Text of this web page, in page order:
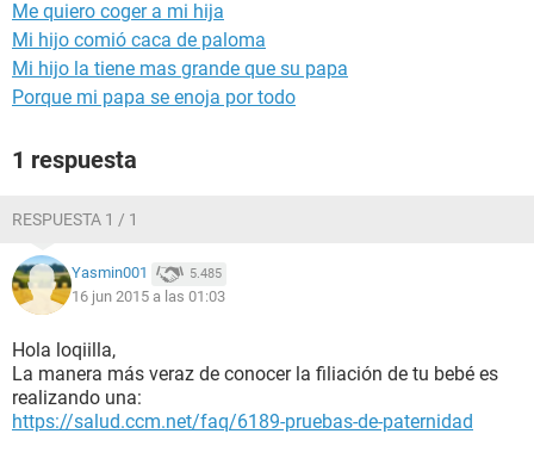
Me quiero coger a mi hija
Mi hijo comió caca de paloma
Mi hijo la tiene mas grande que su papa
Porque mi papa se enoja por todo
1 respuesta
RESPUESTA 1 / 1
Yasmin001 5.485
16 jun 2015 a las 01:03
Hola loqiilla,
La manera más veraz de conocer la filiación de tu bebé es
realizando una:
https://salud.ccm.net/faq/6189-pruebas-de-paternidad